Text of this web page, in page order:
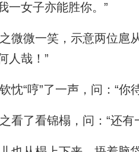
一女子亦能胜你。”
微微一笑，示意两位扈
人哉！”
“哼”了一声，问：“你
看了看锦榻，问：“还有